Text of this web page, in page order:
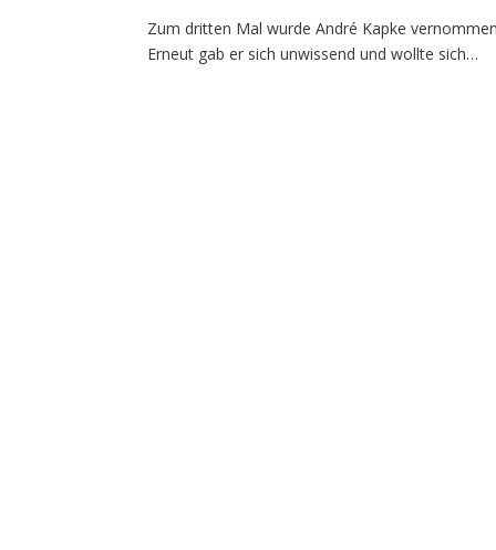
Zum dritten Mal wurde André Kapke
Erneut gab er sich unwissend und wollte sich…